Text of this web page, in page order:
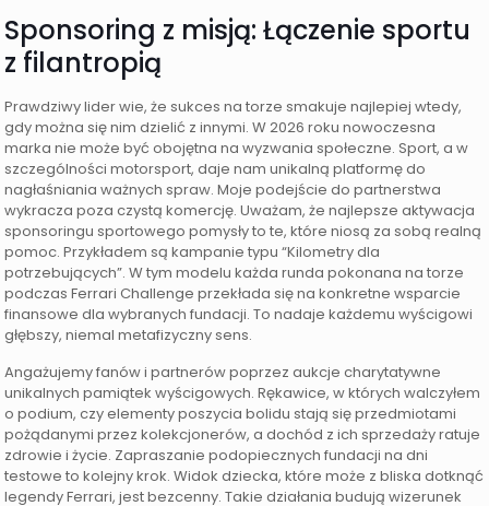
Sponsoring z misją: Łączenie sportu
z filantropią
Prawdziwy lider wie, że sukces na torze smakuje najlepiej wtedy,
gdy można się nim dzielić z innymi. W 2026 roku nowoczesna
marka nie może być obojętna na wyzwania społeczne. Sport, a w
szczególności motorsport, daje nam unikalną platformę do
nagłaśniania ważnych spraw. Moje podejście do partnerstwa
wykracza poza czystą komercję. Uważam, że najlepsze aktywacja
sponsoringu sportowego pomysły to te, które niosą za sobą realną
pomoc. Przykładem są kampanie typu “Kilometry dla
potrzebujących”. W tym modelu każda runda pokonana na torze
podczas Ferrari Challenge przekłada się na konkretne wsparcie
finansowe dla wybranych fundacji. To nadaje każdemu wyścigowi
głębszy, niemal metafizyczny sens.
Angażujemy fanów i partnerów poprzez aukcje charytatywne
unikalnych pamiątek wyścigowych. Rękawice, w których walczyłem
o podium, czy elementy poszycia bolidu stają się przedmiotami
pożądanymi przez kolekcjonerów, a dochód z ich sprzedaży ratuje
zdrowie i życie. Zapraszanie podopiecznych fundacji na dni
testowe to kolejny krok. Widok dziecka, które może z bliska dotknąć
legendy Ferrari, jest bezcenny. Takie działania budują wizerunek